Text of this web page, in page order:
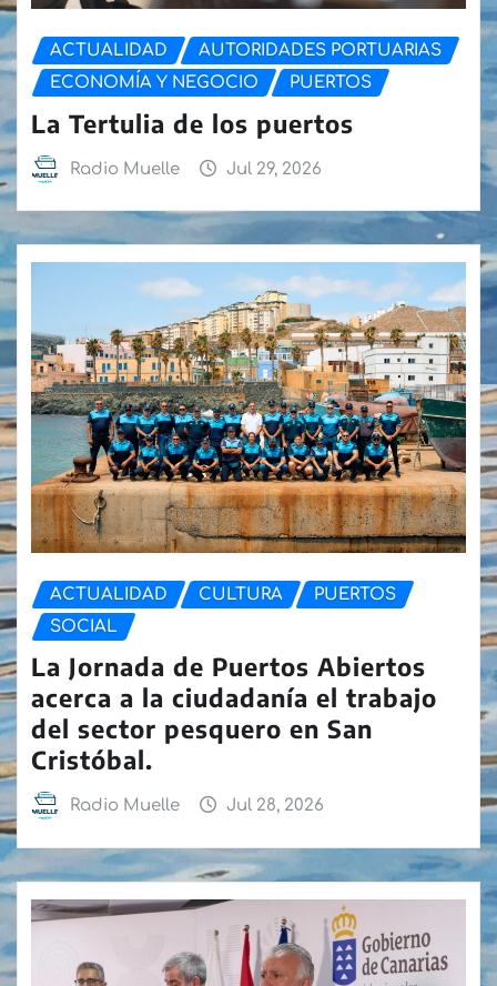
ACTUALIDAD
AUTORIDADES PORTUARIAS
ECONOMÍA Y NEGOCIO
PUERTOS
La Tertulia de los puertos
Radio Muelle Jul 29, 2026
ACTUALIDAD CULTURA
PUERTOS
SOCIAL
La Jornada de Puertos Abiertos
acerca a la ciudadanía el trabajo
del sector pesquero en San
Cristóbal.
Radio Muelle Jul 28, 2026